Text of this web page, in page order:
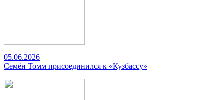
05.06.2026
Семён Томм присоединился к «Кузбассу»